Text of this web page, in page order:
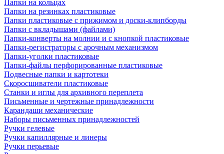
Папки на кольцах
Папки на резинках пластиковые
Папки пластиковые с прижимом и доски-клипборды
Папки с вкладышами (файлами)
Папки-конверты на молнии и с кнопкой пластиковые
Папки-регистраторы с арочным механизмом
Папки-уголки пластиковые
Папки-файлы перфорированные пластиковые
Подвесные папки и картотеки
Скоросшиватели пластиковые
Станки и иглы для архивного переплета
Письменные и чертежные принадлежности
Карандаши механические
Наборы письменных принадлежностей
Ручки гелевые
Ручки капиллярные и линеры
Ручки перьевые